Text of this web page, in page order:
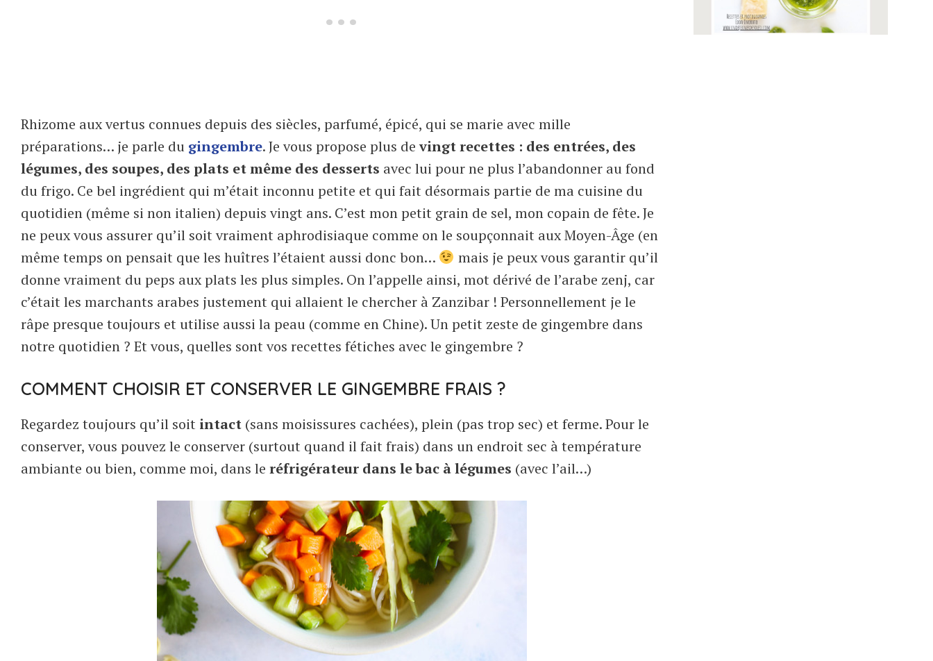
Rhizome aux vertus connues depuis des siècles, parfumé, épicé, qui se marie avec mille
préparations… je parle du gingembre. Je vous propose plus devingt recettes : des entrées, des
légumes, des soupes, des plats et même des desserts avec lui pour ne plus l’abandonner au fond
du frigo. Ce bel ingrédient qui m’était inconnu petite et qui fait désormais partie de ma cuisine du
quotidien (même si non italien) depuis vingt ans. C’est mon petit grain de sel, mon copain de fête. Je
ne peux vous assurer qu’il soit vraiment aphrodisiaque comme on le soupçonnait aux Moyen-Âge (en
même temps on pensait que les huîtres l’étaient aussi donc bon…
mais je peux vous garantir qu’il
donne vraiment du peps aux plats les plus simples. On l’appelle ainsi, mot dérivé de l’arabe zenj, car
c’était les marchants arabes justement qui allaient le chercher à Zanzibar ! Personnellement je le
râpe presque toujours et utilise aussi la peau (comme en Chine). Un petit zeste de gingembre dans
notre quotidien ? Et vous, quelles sont vos recettes fétiches avec le gingembre ?
COMMENT CHOISIR ET CONSERVER LE GINGEMBRE FRAIS ?
Regardez toujours qu’il soit intact (sans moisissures cachées), plein (pas trop sec) et ferme. Pour le
conserver, vous pouvez le conserver (surtout quand il fait frais) dans un endroit sec à température
ambiante ou bien, comme moi, dans le réfrigérateur dans le bac à légumes (avec l’ail…)